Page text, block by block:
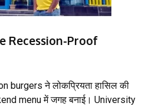
Recession-Proof
burgers ने लोकप्रियता हासिल की
menu में जगह बनाई। University